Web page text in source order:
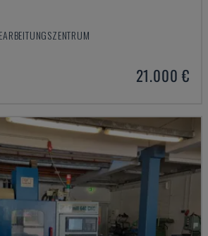
21.000 €